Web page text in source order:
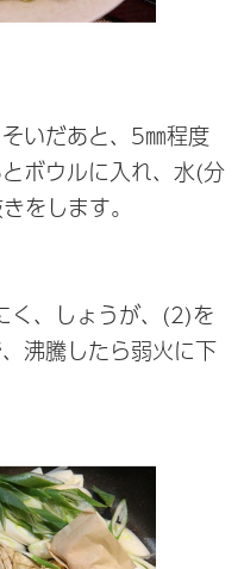
いだあと、5㎜程度
ボウルに入れ、水(分
をします。
、しょうが、(2)を
沸騰したら弱火に下